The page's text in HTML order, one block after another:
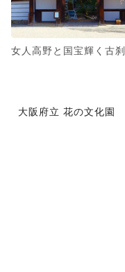
女人高野と国宝輝く古刹
大阪府立 花の文化園